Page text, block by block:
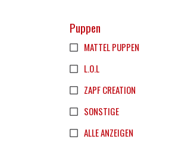
Puppen
MATTEL PUPPEN
L.O.L
ZAPF CREATION
SONSTIGE
ALLE ANZEIGEN